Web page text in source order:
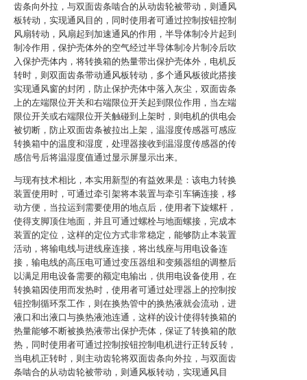
齿条向外拉，与双面齿条啮合的从动齿轮被带动，则通风
板转动，实现通风目的，同时使用者可通过控制按钮控制
风扇转动，风扇起到加速通风的作用，半导体制冷片起到
制冷作用，保护壳体外的空气经过半导体制冷片制冷后吹
入保护壳体内，将转换箱的热量带出保护壳体外，电机反
转时，则双面齿条带动通风板转动，多个通风板彼此搭接
实现通风窗的封闭，防止保护壳体中落入灰尘，双面齿条
上的左端限位开关和右端限位开关起到限位作用，当左端
限位开关或右端限位开关触碰到上架时，则电机的供电会
被切断，防止双面齿条被拉出上架，温湿度传感器可感应
转换箱中的温度和湿度，处理器接收到温湿度传感器的传
感信号后将温湿度值通过显示屏显示出来。
与现有技术相比，本实用新型的有益效果是：该电力转换
装置使用时，可通过牵引架将本装置与牵引车辆连接，移
动方便，当拉运到需要使用的地点后，使用者下旋螺杆，
使得支脚顶住地面，并且可通过螺栓与地面螺接，完成本
装置的定位，这样的定位方式非常稳定，能够防止本装置
活动，将输电线与进线座连接，将出线座与用电设备连
接，输电线的高压电可通过变压器组和变频器组的调整后
以满足用电设备需要的额定电输出，供用电设备使用，在
转换箱因使用而发热时，使用者可通过处理器上的控制按
钮控制循环泵工作，则在换热管中的换热液就会流动，进
液口和出液口与换热液池连通，这样的设计使得转换箱的
热量能够不断被换热液带出保护壳体，保证了转换箱的散
热，同时使用者可通过控制按钮控制电机进行正转反转，
当电机正转时，则主动齿轮将双面齿条向外拉，与双面齿
条啮合的从动齿轮被带动，则通风板转动，实现通风目